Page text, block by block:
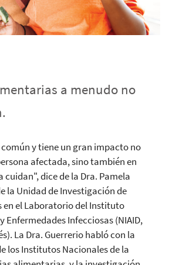
a menudo no
y tiene un gran impacto no
afectada, sino también en
cuidan", dice de la Dra. Pamela
la Unidad de Investigación de
en el Laboratorio del Instituto
Enfermedades Infecciosas (NIAID,
La Dra. Guerrerio habló con la
los Institutos Nacionales de la